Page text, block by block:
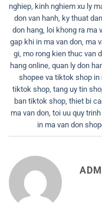
nghiep, kinh nghiem xu ly
don van hanh, ky thuat
don hang, loi khong ra ma
gap khi in ma van don, ma
gi, mo rong kien thuc van
hang online, quan ly don
shopee va tiktok shop in
tiktok shop, tang uy tin
ban tiktok shop, thiet bi
ma van don, toi uu quy
in ma van don